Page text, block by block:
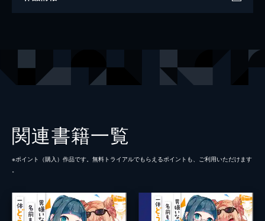
漫画
関連書籍一覧
※ポイント（購⼊）作品です。無料トライアルでもらえるポイントも、ご利⽤いただけます
。